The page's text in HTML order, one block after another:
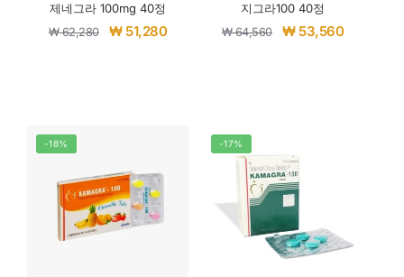
제네그라 100mg 40정
₩62,280 ₩51,280
지그라100 40정
₩64,560 ₩53,560
-18% -17%